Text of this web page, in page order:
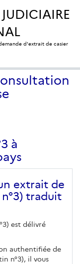
d'extrait de casier
à
extrait de
traduit
est délivré
authentifiée de
n°3), il vous